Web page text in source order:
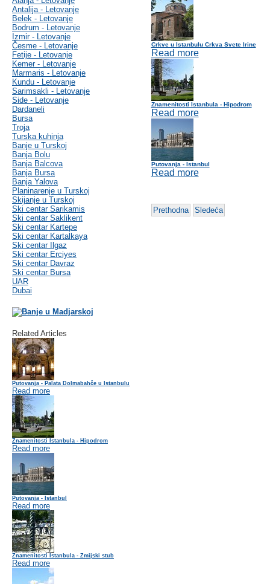
Antalija - Letovanje
Belek - Letovanje
Bodrum - Letovanje
Izmir - Letovanje
Česme - Letovanje
Fetije - Letovanje
Kemer - Letovanje
Marmaris - Letovanje
Kundu - Letovanje
Sarimsakli - Letovanje
Side - Letovanje
Dardaneli
Bursa
Troja
Turska kuhinja
Banje u Turskoj
Banja Bolu
Banja Balcova
Banja Bursa
Banja Yalova
Planinarenje u Turskoj
Skijanje u Turskoj
Ski centar Sarikamis
Ski centar Saklikent
Ski centar Kartepe
Ski centar Kartalkaya
Ski centar Ilgaz
Ski centar Erciyes
Ski centar Davraz
Ski centar Bursa
UAR
Dubai
Related Articles
Putovanja - Palata Dolmabahče u Istanbulu
Read more
Znamenitosti Istanbula - Hipodrom
Read more
Putovanja - Istanbul
Read more
Znamenitosti Istanbula - Zmijski stub
Read more
Crkve u Istanbulu Crkva Svete Irine
Read more
Znamenitosti Istanbula - Hipodrom
Read more
Putovanja - Istanbul
Read more
Prethodna Sledeća